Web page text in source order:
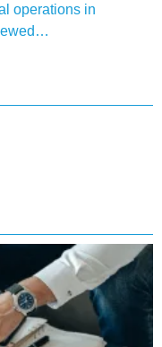
operations in